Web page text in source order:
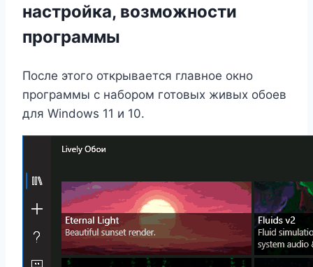
настройка, возможности
программы
После этого открывается главное окно
программы с набором готовых живых обоев
для Windows 11 и 10.